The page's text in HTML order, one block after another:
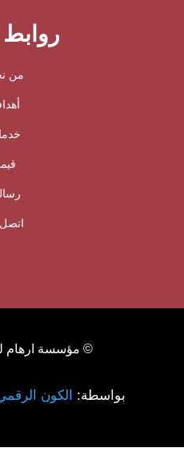
من
اتصل
© مؤسسة ارهام
بواسطة: الكون